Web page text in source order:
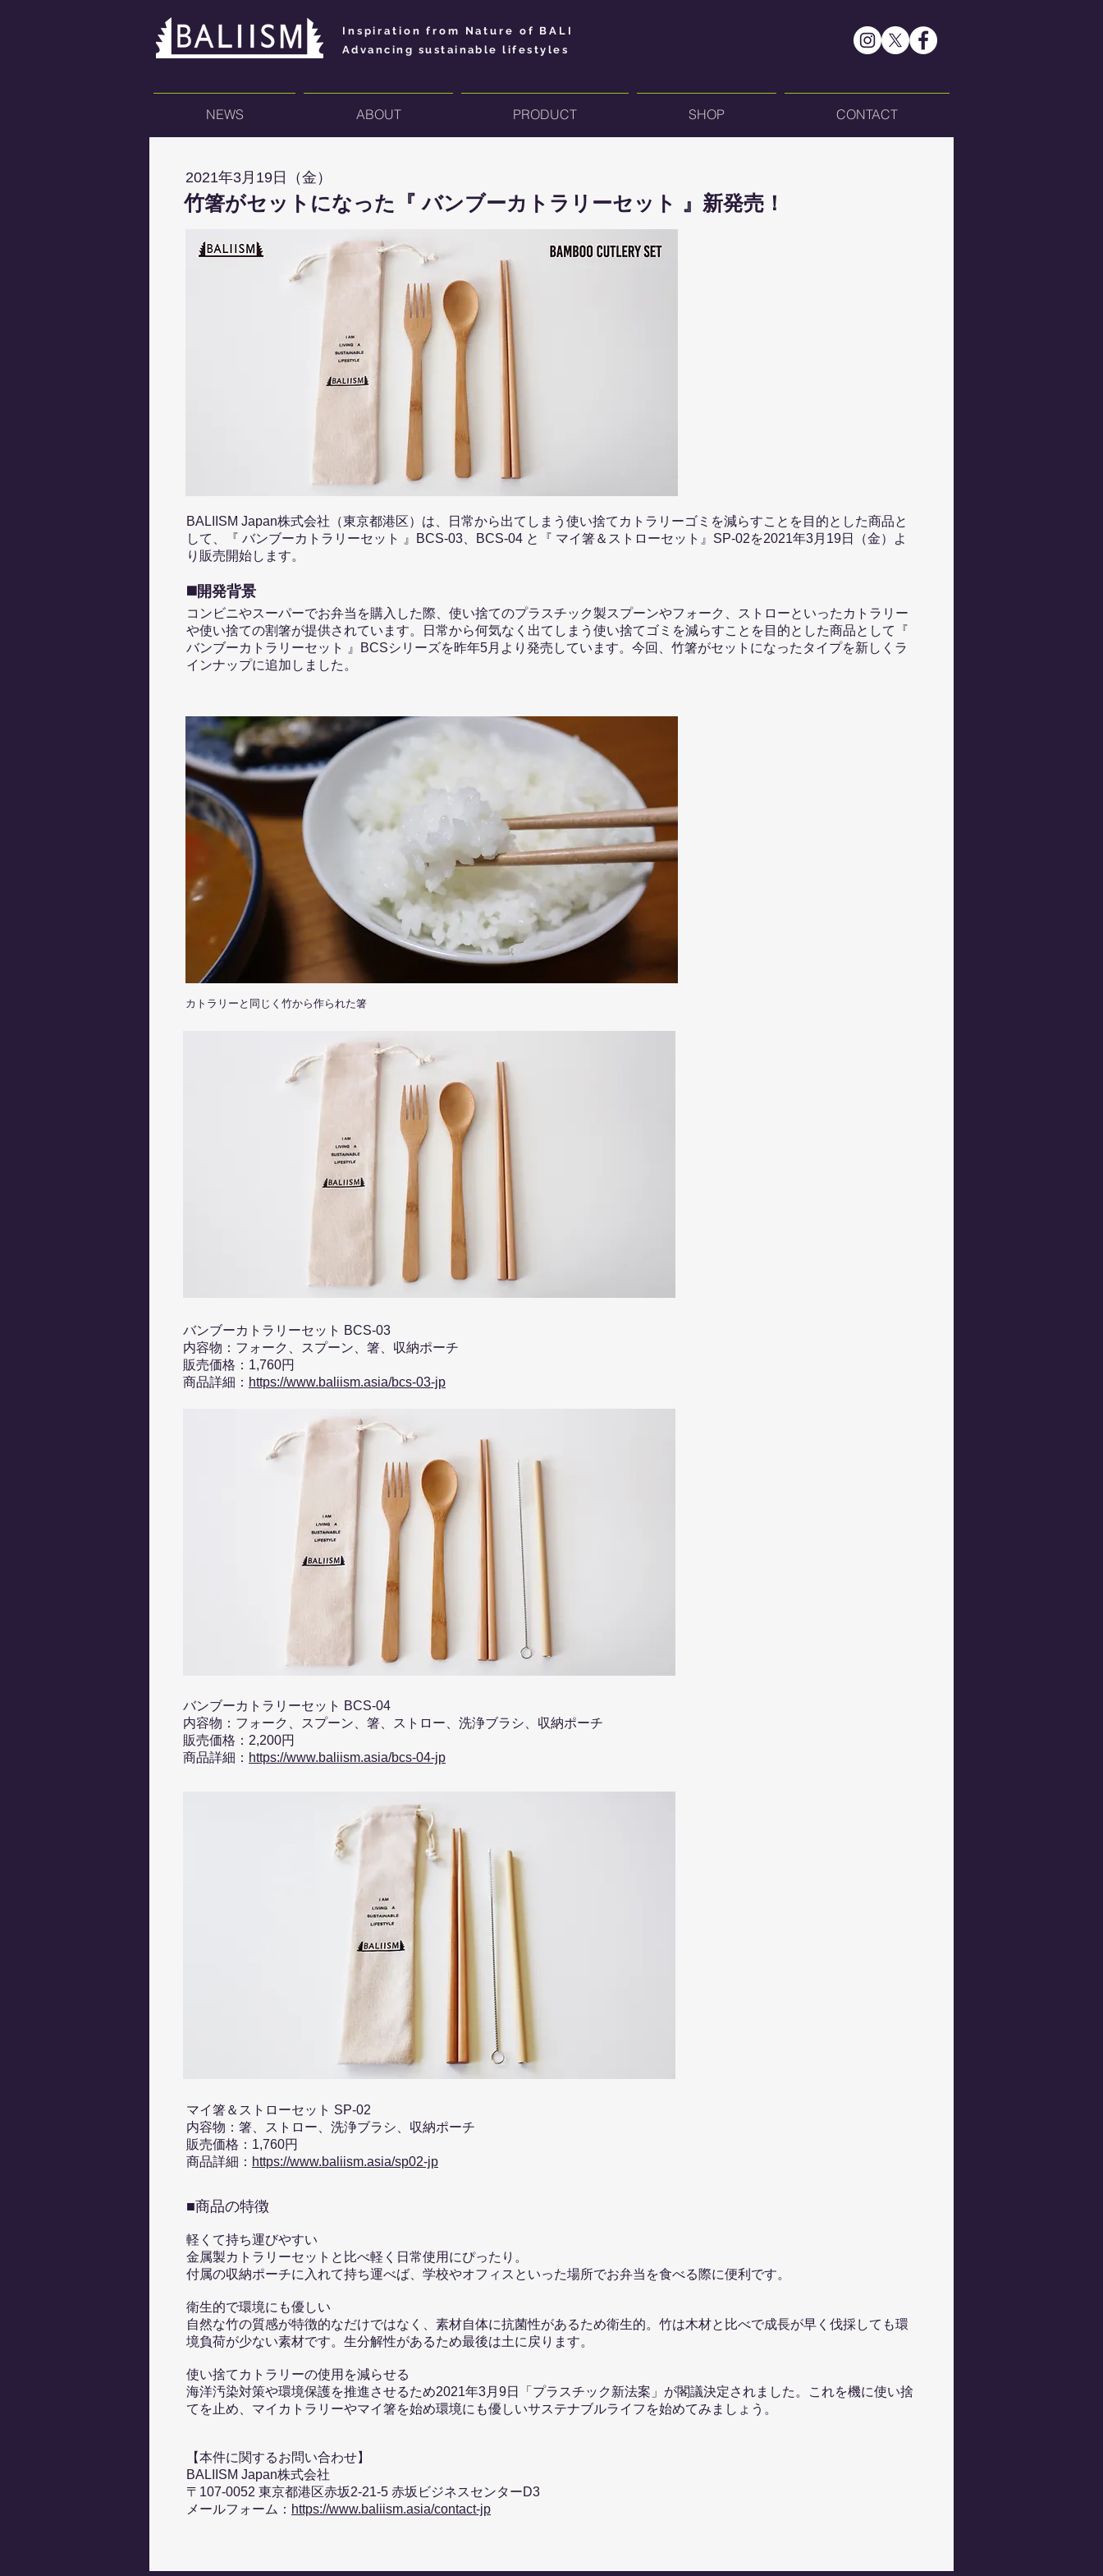
Inspiration from Nature of BALI
Advancing sustainable lifestyles
NEWS ABOUT PRODUCT SHOP CONTACT
2021年3月19日（金）
竹箸がセットになった『 バンブーカトラリーセット 』新発売！
BALIISM Japan株式会社（東京都港区）は、日常から出てしまう使い捨てカトラリーゴミを減らすことを目的とした商品と
して、『 バンブーカトラリーセット 』BCS-03、BCS-04 と『 マイ箸＆ストローセット』SP-02を2021年3月19日（金）よ
り販売開始します。
◼️開発背景
コンビニやスーパーでお弁当を購入した際、使い捨てのプラスチック製スプーンやフォーク、ストローといったカトラリー
や使い捨ての割箸が提供されています。日常から何気なく出てしまう使い捨てゴミを減らすことを目的とした商品として『
バンブーカトラリーセット 』BCSシリーズを昨年5月より発売しています。今回、竹箸がセットになったタイプを新しくラ
インナップに追加しました。
カトラリーと同じく竹から作られた箸
バンブーカトラリーセット BCS-03
内容物：フォーク、スプーン、箸、収納ポーチ
販売価格：1,760円
商品詳細： https://www.baliism.asia/bcs-03-jp
バンブーカトラリーセット BCS-04
内容物：フォーク、スプーン、箸、ストロー、洗浄ブラシ、収納ポーチ
販売価格：2,200円
商品詳細： https://www.baliism.asia/bcs-04-jp
マイ箸＆ストローセット SP-02
内容物：箸、ストロー、洗浄ブラシ、収納ポーチ
販売価格：1,760円
商品詳細： https://www.baliism.asia/sp02-jp
■商品の特徴
軽くて持ち運びやすい
金属製カトラリーセットと比べ軽く日常使用にぴったり。
付属の収納ポーチに入れて持ち運べば、学校やオフィスといった場所でお弁当を食べる際に便利です。
衛生的で環境にも優しい
自然な竹の質感が特徴的なだけではなく、素材自体に抗菌性があるため衛生的。竹は木材と比べで成長が早く伐採しても環
境負荷が少ない素材です。生分解性があるため最後は土に戻ります。
使い捨てカトラリーの使用を減らせる
海洋汚染対策や環境保護を推進させるため2021年3月9日「プラスチック新法案」が閣議決定されました。これを機に使い捨
てを止め、マイカトラリーやマイ箸を始め環境にも優しいサステナブルライフを始めてみましょう。
【本件に関するお問い合わせ】
BALIISM Japan株式会社
〒107-0052 東京都港区赤坂2-21-5 赤坂ビジネスセンターD3
メールフォーム： https://www.baliism.asia/contact-jp